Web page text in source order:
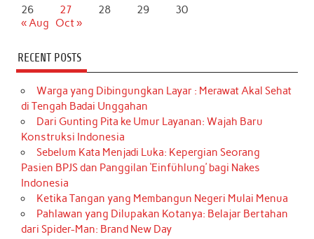
26
27 28 29
30
« Aug
Oct »
RECENT POSTS
Warga yang Dibingungkan Layar : Merawat Akal Sehat
di Tengah Badai Unggahan
Dari Gunting Pita ke Umur Layanan: Wajah Baru
Konstruksi Indonesia
Sebelum Kata Menjadi Luka: Kepergian Seorang
Pasien BPJS dan Panggilan ‘Einfühlung’ bagi Nakes
Indonesia
Ketika Tangan yang Membangun Negeri Mulai Menua
Pahlawan yang Dilupakan Kotanya: Belajar Bertahan
dari Spider-Man: Brand New Day